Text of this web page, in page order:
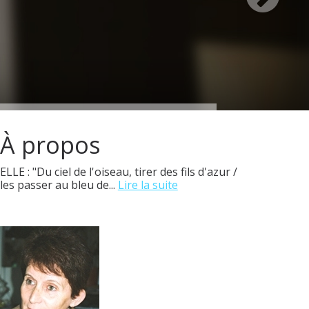
À propos
ELLE : "Du ciel de l'oiseau, tirer des fils d'azur /
les passer au bleu de... Lire la suite